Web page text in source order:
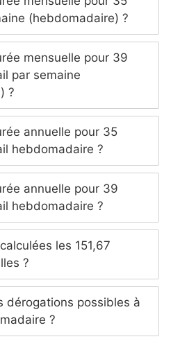
(hebdomadaire) ?
mensuelle pour 39
par semaine
?
annuelle pour 35
hebdomadaire ?
annuelle pour 39
hebdomadaire ?
les 151,67
?
dérogations possibles à
?